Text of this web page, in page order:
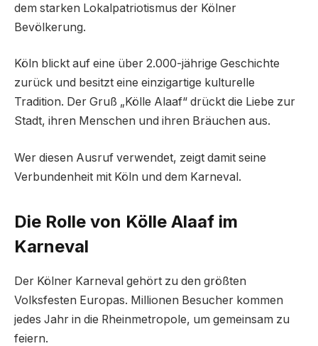
dem starken Lokalpatriotismus der Kölner
Bevölkerung.
Köln blickt auf eine über 2.000-jährige Geschichte
zurück und besitzt eine einzigartige kulturelle
Tradition. Der Gruß „Kölle Alaaf“ drückt die Liebe zur
Stadt, ihren Menschen und ihren Bräuchen aus.
Wer diesen Ausruf verwendet, zeigt damit seine
Verbundenheit mit Köln und dem Karneval.
Die Rolle von Kölle Alaaf im
Karneval
Der Kölner Karneval gehört zu den größten
Volksfesten Europas. Millionen Besucher kommen
jedes Jahr in die Rheinmetropole, um gemeinsam zu
feiern.